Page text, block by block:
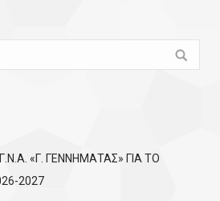
«Γ. ΓΕΝΝΗΜΑΤΑΣ» ΓΙΑ ΤΟ
2027